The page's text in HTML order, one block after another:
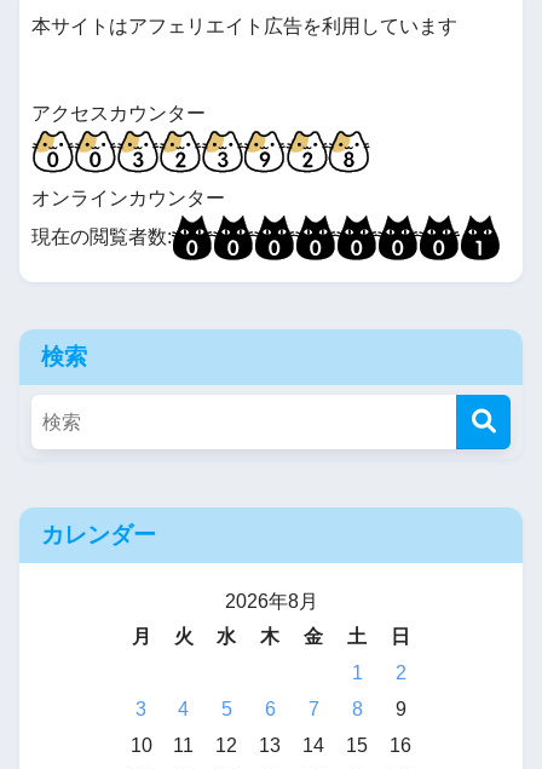
本サイトはアフェリエイト広告を利用しています
アクセスカウンター
オンラインカウンター
現在の閲覧者数:
検索
カレンダー
2026年8月
月
火 水 木 金 土
日
1
2
3
4 5 6 7 8
9
10
11 12 13 14 15
16